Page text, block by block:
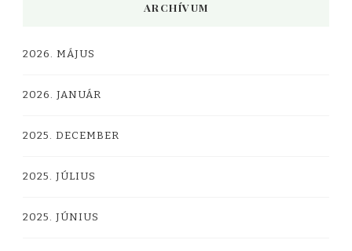
ARCHÍVUM
2026. MÁJUS
2026. JANUÁR
2025. DECEMBER
2025. JÚLIUS
2025. JÚNIUS